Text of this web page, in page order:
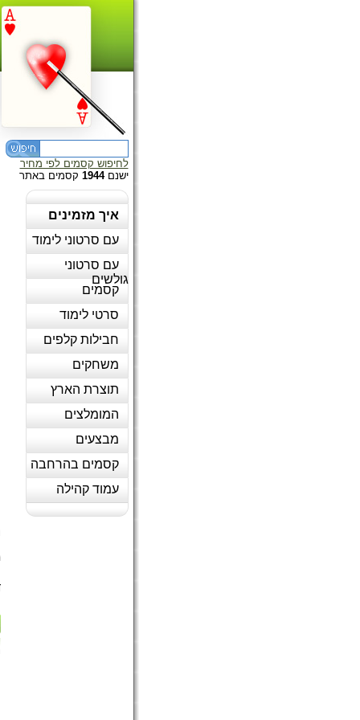
לחיפוש קסמים לפי מחיר
ישנם1944 קסמים באתר
איך מזמינים
עם סרטוני לימוד
עם סרטוני
גולשים
קסמים
סרטי לימוד
חבילות קלפים
משחקים
תוצרת הארץ
המומלצים
מבצעים
קסמים בהרחבה
עמוד קהילה